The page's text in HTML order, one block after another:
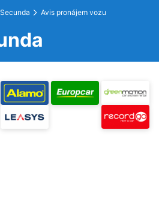
Secunda Avis pronájem vozu